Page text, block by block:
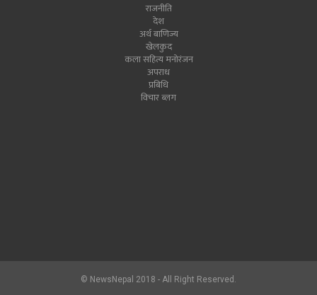
राजनीति
देश
अर्थ बाणिज्य
खेलकुद
कला सहित्य मनोरंजन
अपराध
प्रबिधि
विचार ब्लग
© NewsNepal 2018 - All Right Reserved.